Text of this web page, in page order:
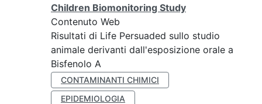
Children Biomonitoring Study
Contenuto Web
Risultati di Life Persuaded sullo studio
animale derivanti dall'esposizione orale a
Bisfenolo A
CONTAMINANTI CHIMICI
EPIDEMIOLOGIA